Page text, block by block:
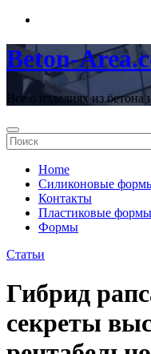
Перейти
содержимому
Beton-
Все о изделиях из бетона
Home
Cиликоновые
Контакты
Пластиковые
Формы
Статьи
Гибрид
секреты